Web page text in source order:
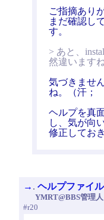
ご指摘あり
まだ確認し
す。
> あと、
然違います
気づきませ
ね。（汗；
ヘルプを真
し、気が向
修正してお
→ . ヘルプファイ
YMRT@BBS管理人
#r20